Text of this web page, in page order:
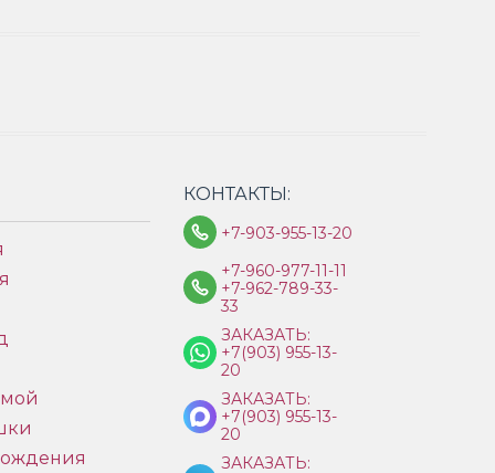
КОНТАКТЫ:
+7-903-955-13-20
+7-960-977-11-11
+7-962-789-33-
33
ЗАКАЗАТЬ:
+7(903) 955-13-
20
ЗАКАЗАТЬ:
+7(903) 955-13-
20
ЗАКАЗАТЬ: